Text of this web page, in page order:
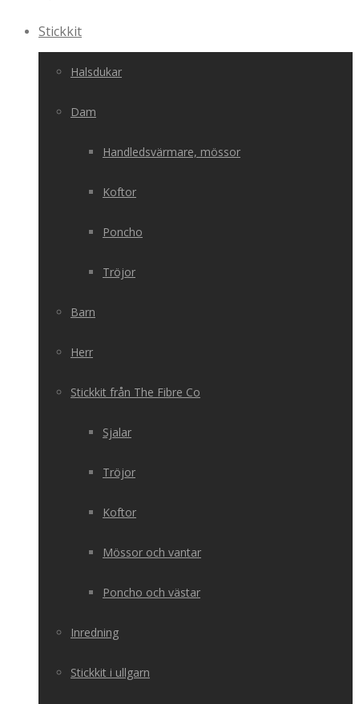
Stickkit
Halsdukar
Dam
Handledsvärmare, mössor
Koftor
Poncho
Tröjor
Barn
Herr
Stickkit från The Fibre Co
Sjalar
Tröjor
Koftor
Mössor och vantar
Poncho och västar
Inredning
Stickkit i ullgarn